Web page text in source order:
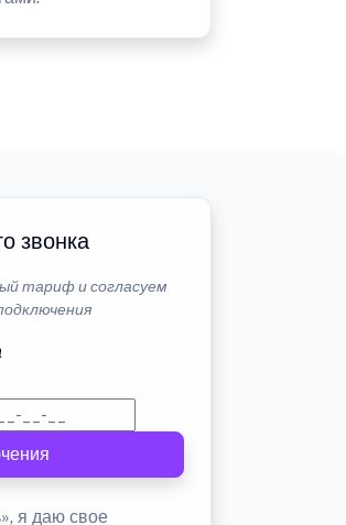
звонка
тариф и согласуем
я даю свое